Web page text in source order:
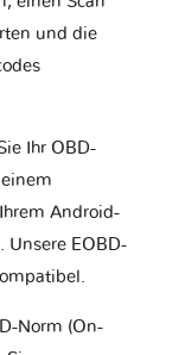
und die
Ihr OBD-
Android-
Unsere EOBD-
Norm (On-